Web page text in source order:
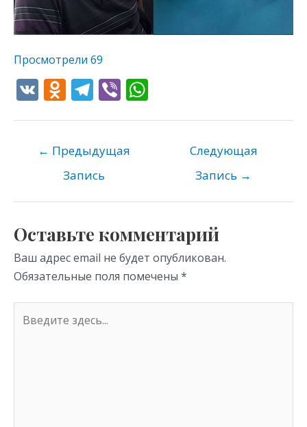
Просмотрели 69
V O
o
kl
as
ni
ki
T
gr
a
m
Vi
p
← Предыдущая
Запись
Следующая
Запись →
Оставьте комментарий
Ваш адрес email не будет опубликован.
Обязательные поля помечены *
здесь...